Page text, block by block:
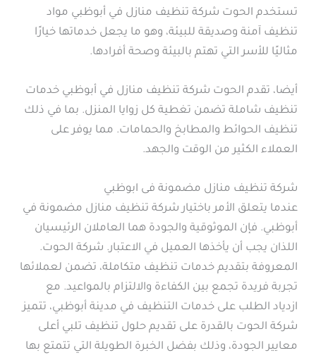
تستخدم الحوت شركة تنظيف منازل في أبوظبي مواد
تنظيف آمنة وصديقة للبيئة، وهو ما يجعل خدماتها خيارًا
مثاليًا للأسر التي تهتم بالبيئة وصحة أفرادها.
أيضا، تقدم الحوت شركة تنظيف منازل في أبوظبي خدمات
تنظيف شاملة تضمن تغطية كل زوايا المنزل. بما في ذلك
تنظيف الحوائط والمطابخ والحمامات. مما يوفر على
العملاء الكثير من الوقت والجهد.
شركة تنظيف منازل مضمونة فى ابوظبي
عندما يتعلق الأمر باختيار شركة تنظيف منازل مضمونة في
أبوظبي. فإن الموثوقية والجودة هما العاملان الرئيسيان
اللذان يجب أن يأخذها العميل في الاعتبار. شركة الحوت.
المعروفة بتقديم خدمات تنظيف متكاملة، تضمن لعملائها
تجربة فريدة تجمع بين الكفاءة والالتزام بالمواعيد. مع
ازدياد الطلب على خدمات التنظيف في مدينة أبوظبي، تتميز
شركة الحوت بالقدرة على تقديم حلول تنظيف تلبي أعلى
معايير الجودة، وذلك بفضل الخبرة الطويلة التي تتمتع بها